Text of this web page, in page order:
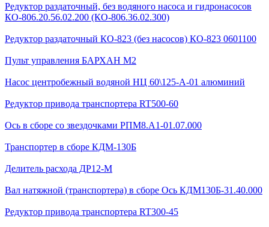
Редуктор раздаточный, без водяного насоса и гидронасосов
КО-806.20.56.02.200 (КО-806.36.02.300)
Редуктор раздаточный КО-823 (без насосов) КО-823 0601100
Пульт управления БАРХАН М2
Насос центробежный водяной НЦ 60\125-А-01 алюминий
Редуктор привода транспортера RT500-60
Ось в сборе со звездочками РПМ8.А1-01.07.000
Транспортер в сборе КДМ-130Б
Делитель расхода ДР12-М
Вал натяжной (транспортера) в сборе Ось КДМ130Б-31.40.000
Редуктор привода транспортера RT300-45